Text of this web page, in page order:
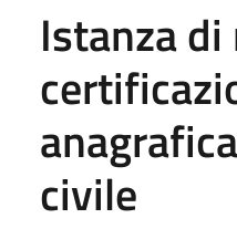
Istanza
civile